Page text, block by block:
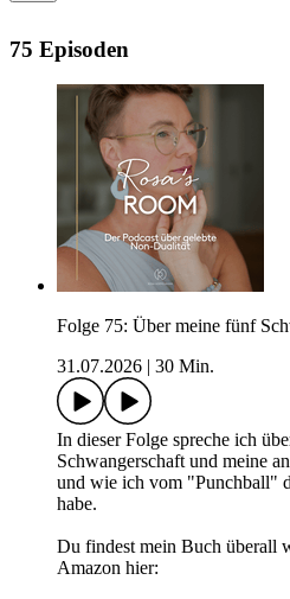
75 Episoden
Folge 75: Über meine fünf
31.07.2026
30 Min.
In dieser Folge spreche ich
Schwangerschaft und meine
und wie ich vom "Punchball"
habe.
Du findest mein Buch überall
Amazon hier: